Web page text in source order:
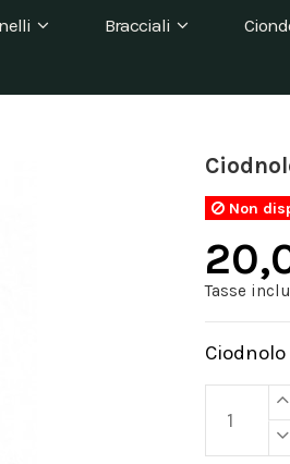
Bracciali
Non
Tasse